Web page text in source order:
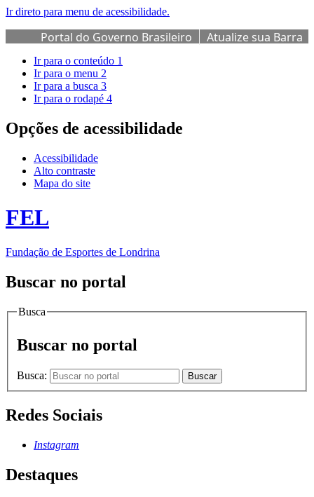
Ir direto para menu de acessibilidade.
Portal do Governo Brasileiro
Atualize sua Barra
de Governo
Ir para o conteúdo 1
Ir para o menu 2
Ir para a busca 3
Ir para o rodapé 4
Opções de acessibilidade
Acessibilidade
Alto contraste
Mapa do site
FEL
Fundação de Esportes de Londrina
Buscar no portal
Busca
Buscar no portal
Busca: Buscar
Redes Sociais
Instagram
Destaques